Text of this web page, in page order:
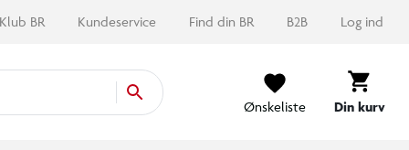
Klub BR Kundeservice Find din BR B2B Log ind
Ønskeliste Din kurv